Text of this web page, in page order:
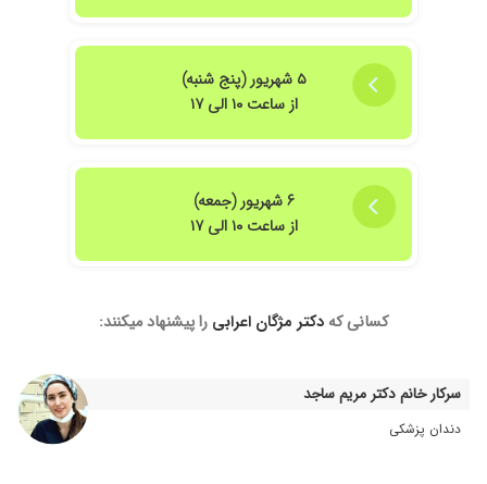
۵ شهریور (پنج شنبه)
از ساعت ۱۰ الی ۱۷
۶ شهریور (جمعه)
از ساعت ۱۰ الی ۱۷
کسانی که دکتر مژگان اعرابی را پیشنهاد میکنند:
سرکار خانم دکتر مریم ساجد
دندان پزشکی